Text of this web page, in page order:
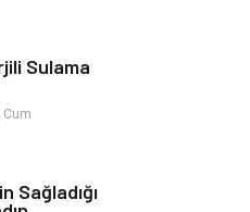
Sulama
Sağladığı